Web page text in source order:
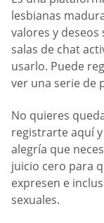
lesbianas
valores y deseos
salas de chat
usarlo. Puede
ver una serie de
No quieres
registrarte aquí
alegría que
juicio cero para
expresen e
sexuales.